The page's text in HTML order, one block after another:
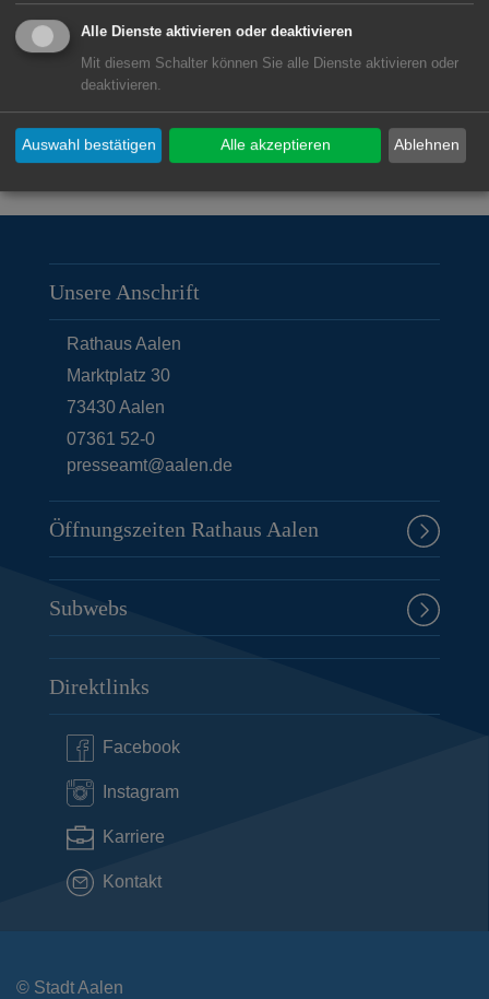
Unsere Anschrift
Rathaus Aalen
Marktplatz 30
73430Aalen
07361 52-0
presseamt@aalen.de
Öffnungszeiten Rathaus Aalen
Subwebs
Direktlinks
Facebook
Instagram
Karriere
Kontakt
© Stadt Aalen
Alle Dienste aktivieren oder deaktivieren
Mit diesem Schalter können Sie alle Dienste aktivieren oder
deaktivieren.
Ablehnen
Auswahl bestätigen Alle akzeptieren